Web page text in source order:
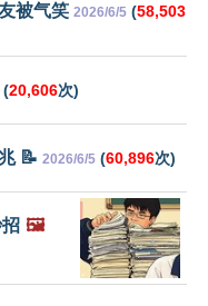
被气笑 2026/6/5 (58,503
(20,606次)
📝 2026/6/5 (60,896次)
🖼️